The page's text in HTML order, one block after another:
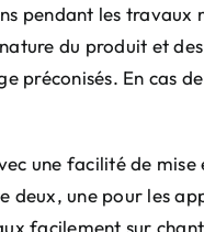
pendant les
du produit et
préconisés. En cas
une facilité de
deux, une pour les
facilement sur